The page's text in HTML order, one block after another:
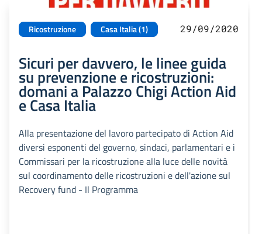
Ricostruzione Casa Italia (1) 29/09/2020
Sicuri per davvero, le linee guida
su prevenzione e ricostruzioni:
domani a Palazzo Chigi Action Aid
e Casa Italia
Alla presentazione del lavoro partecipato di Action Aid
diversi esponenti del governo, sindaci, parlamentari e i
Commissari per la ricostruzione alla luce delle novità
sul coordinamento delle ricostruzioni e dell'azione sul
Recovery fund - Il Programma